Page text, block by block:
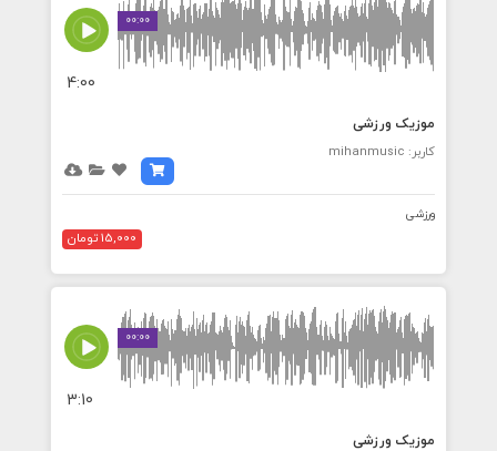
00:00
4:00
موزیک ورزشی
کاربر: mihanmusic
ورزشی
15,000 تومان
00:00
3:10
موزیک ورزشی